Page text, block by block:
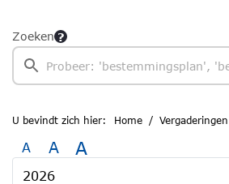
Zoeken
U bevindt zich hier: Home Vergaderingen
A A A
2026